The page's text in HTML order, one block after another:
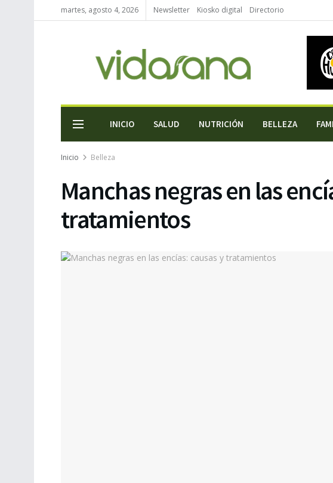
martes, agosto 4, 2026 Newsletter Kiosko digital Directorio
INICIO SALUD NUTRICIÓN BELLEZA
Inicio Belleza
Manchas negras en las
tratamientos